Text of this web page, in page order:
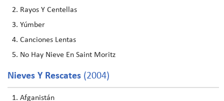
Rayos Y Centellas
Yúmber
Canciones Lentas
No Hay Nieve En Saint Moritz
Nieves Y Rescates (2004)
Afganistán